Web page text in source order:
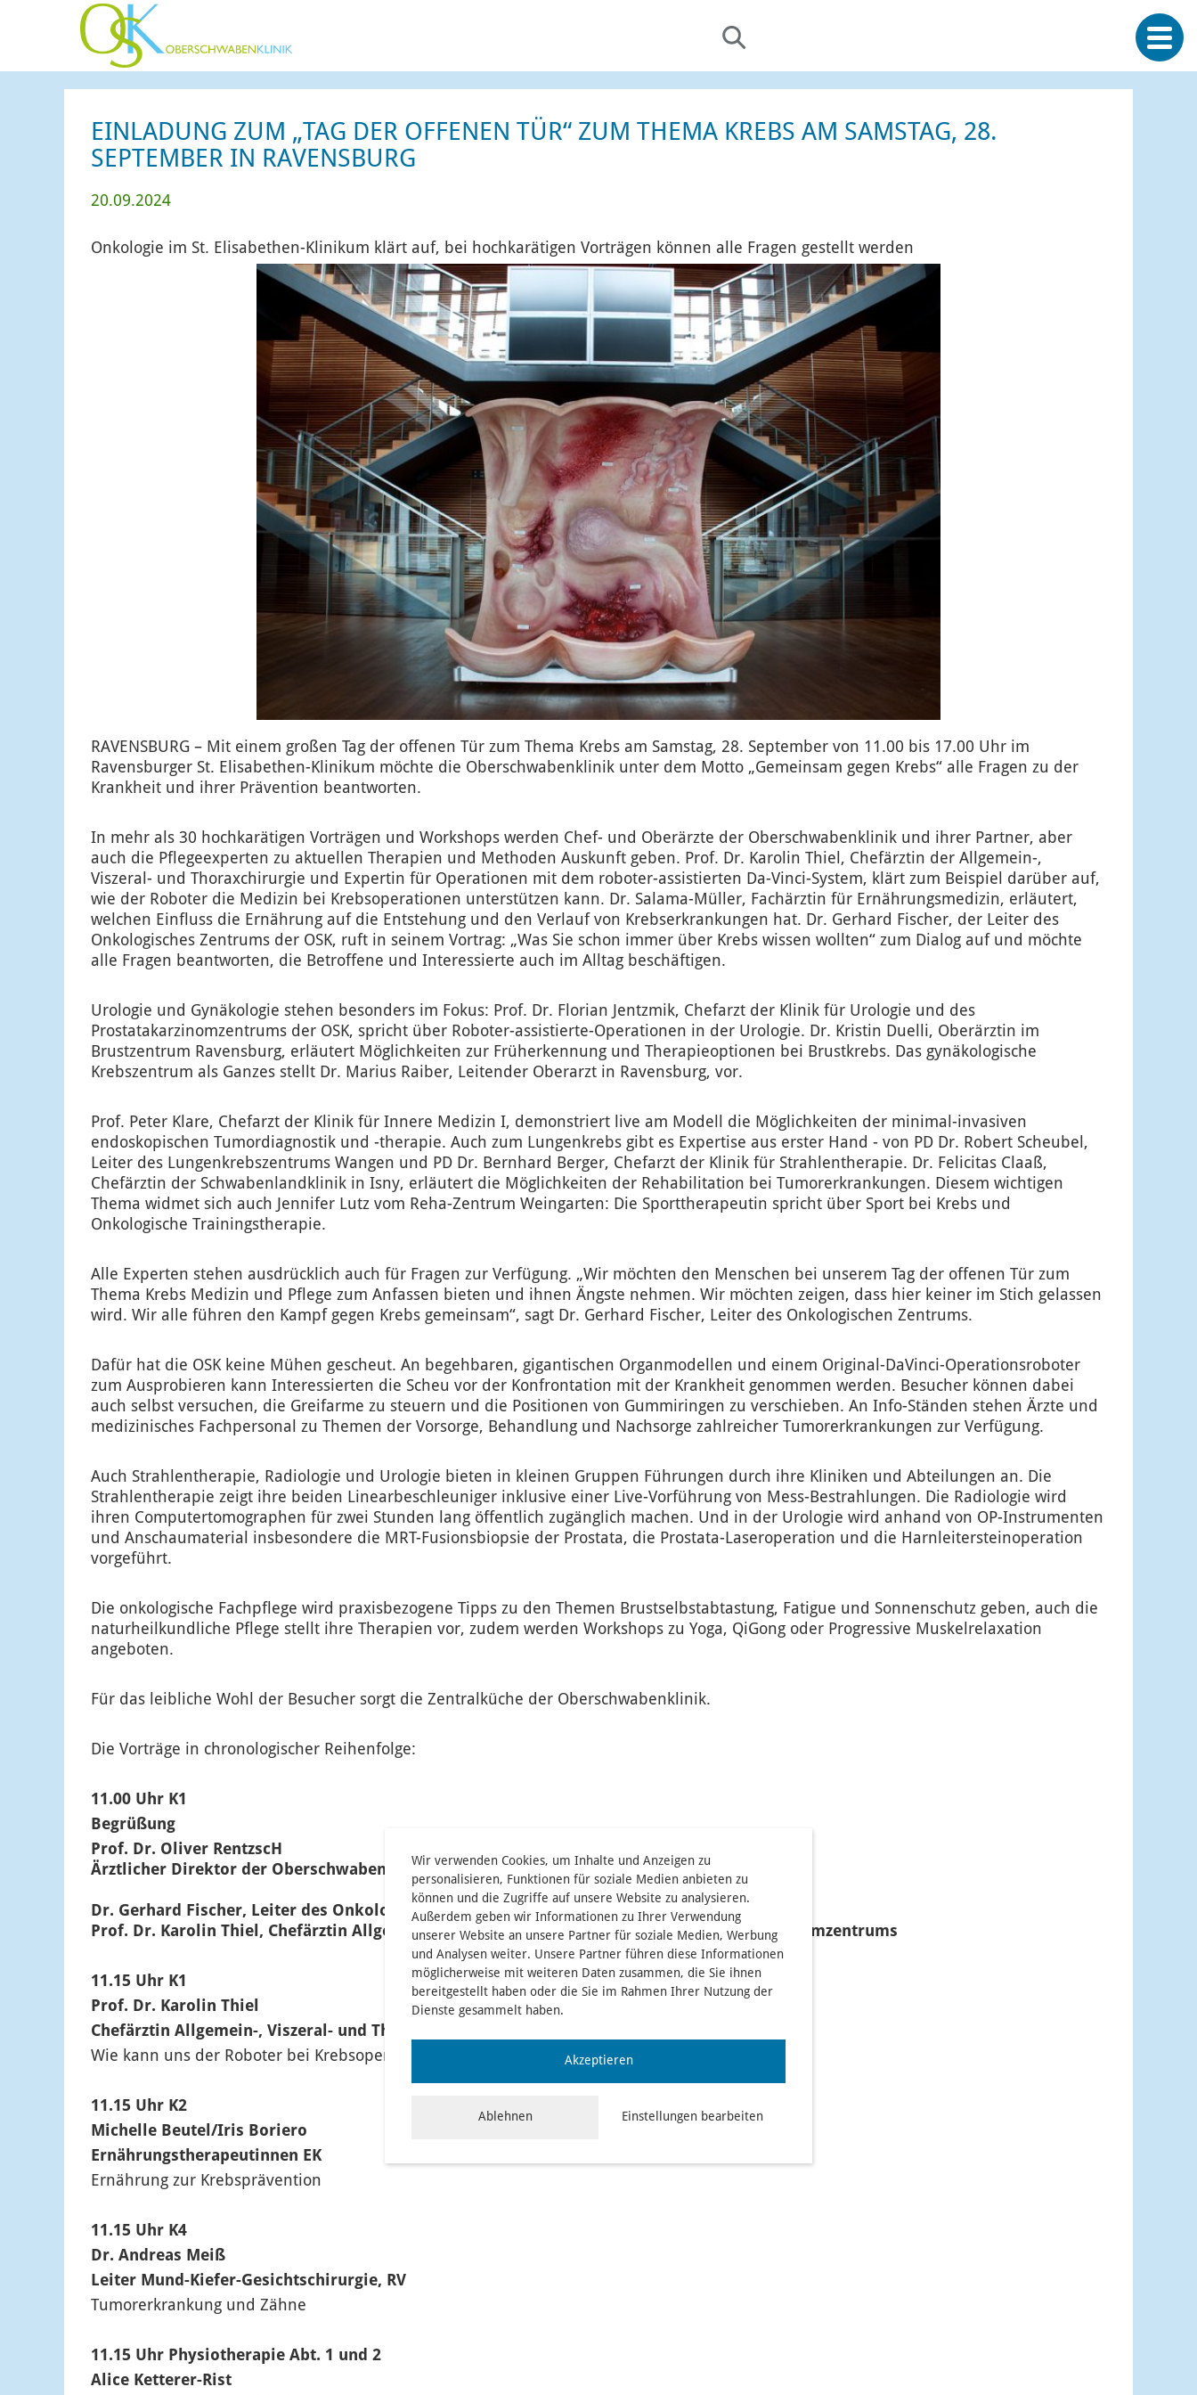
EINLADUNG ZUM „TAG DER OFFENEN TÜR“ ZUM THEMA KREBS AM SAMSTAG, 28.
SEPTEMBER IN RAVENSBURG
20.09.2024
Onkologie im St. Elisabethen-Klinikum klärt auf, bei hochkarätigen Vorträgen können alle Fragen gestellt werden
RAVENSBURG – Mit einem großen Tag der offenen Tür zum Thema Krebs am Samstag, 28. September von 11.00 bis 17.00 Uhr im
Ravensburger St. Elisabethen-Klinikum möchte die Oberschwabenklinik unter dem Motto „Gemeinsam gegen Krebs“ alle Fragen zu der
Krankheit und ihrer Prävention beantworten.
In mehr als 30 hochkarätigen Vorträgen und Workshops werden Chef- und Oberärzte der Oberschwabenklinik und ihrer Partner, aber
auch die Pflegeexperten zu aktuellen Therapien und Methoden Auskunft geben. Prof. Dr. Karolin Thiel, Chefärztin der Allgemein-,
Viszeral- und Thoraxchirurgie und Expertin für Operationen mit dem roboter-assistierten Da-Vinci-System, klärt zum Beispiel darüber auf,
wie der Roboter die Medizin bei Krebsoperationen unterstützen kann. Dr. Salama-Müller, Fachärztin für Ernährungsmedizin, erläutert,
welchen Einfluss die Ernährung auf die Entstehung und den Verlauf von Krebserkrankungen hat. Dr. Gerhard Fischer, der Leiter des
Onkologisches Zentrums der OSK, ruft in seinem Vortrag: „Was Sie schon immer über Krebs wissen wollten“ zum Dialog auf und möchte
alle Fragen beantworten, die Betroffene und Interessierte auch im Alltag beschäftigen.
Urologie und Gynäkologie stehen besonders im Fokus: Prof. Dr. Florian Jentzmik, Chefarzt der Klinik für Urologie und des
Prostatakarzinomzentrums der OSK, spricht über Roboter-assistierte-Operationen in der Urologie. Dr. Kristin Duelli, Oberärztin im
Brustzentrum Ravensburg, erläutert Möglichkeiten zur Früherkennung und Therapieoptionen bei Brustkrebs. Das gynäkologische
Krebszentrum als Ganzes stellt Dr. Marius Raiber, Leitender Oberarzt in Ravensburg, vor.
Prof. Peter Klare, Chefarzt der Klinik für Innere Medizin I, demonstriert live am Modell die Möglichkeiten der minimal-invasiven
endoskopischen Tumordiagnostik und -therapie. Auch zum Lungenkrebs gibt es Expertise aus erster Hand - von PD Dr. Robert Scheubel,
Leiter des Lungenkrebszentrums Wangen und PD Dr. Bernhard Berger, Chefarzt der Klinik für Strahlentherapie. Dr. Felicitas Claaß,
Chefärztin der Schwabenlandklinik in Isny, erläutert die Möglichkeiten der Rehabilitation bei Tumorerkrankungen. Diesem wichtigen
Thema widmet sich auch Jennifer Lutz vom Reha-Zentrum Weingarten: Die Sporttherapeutin spricht über Sport bei Krebs und
Onkologische Trainingstherapie.
Alle Experten stehen ausdrücklich auch für Fragen zur Verfügung. „Wir möchten den Menschen bei unserem Tag der offenen Tür zum
Thema Krebs Medizin und Pflege zum Anfassen bieten und ihnen Ängste nehmen. Wir möchten zeigen, dass hier keiner im Stich gelassen
wird. Wir alle führen den Kampf gegen Krebs gemeinsam“, sagt Dr. Gerhard Fischer, Leiter des Onkologischen Zentrums.
Dafür hat die OSK keine Mühen gescheut. An begehbaren, gigantischen Organmodellen und einem Original-DaVinci-Operationsroboter
zum Ausprobieren kann Interessierten die Scheu vor der Konfrontation mit der Krankheit genommen werden. Besucher können dabei
auch selbst versuchen, die Greifarme zu steuern und die Positionen von Gummiringen zu verschieben. An Info-Ständen stehen Ärzte und
medizinisches Fachpersonal zu Themen der Vorsorge, Behandlung und Nachsorge zahlreicher Tumorerkrankungen zur Verfügung.
Auch Strahlentherapie, Radiologie und Urologie bieten in kleinen Gruppen Führungen durch ihre Kliniken und Abteilungen an. Die
Strahlentherapie zeigt ihre beiden Linearbeschleuniger inklusive einer Live-Vorführung von Mess-Bestrahlungen. Die Radiologie wird
ihren Computertomographen für zwei Stunden lang öffentlich zugänglich machen. Und in der Urologie wird anhand von OP-Instrumenten
und Anschaumaterial insbesondere die MRT-Fusionsbiopsie der Prostata, die Prostata-Laseroperation und die Harnleitersteinoperation
vorgeführt.
Die onkologische Fachpflege wird praxisbezogene Tipps zu den Themen Brustselbstabtastung, Fatigue und Sonnenschutz geben, auch die
naturheilkundliche Pflege stellt ihre Therapien vor, zudem werden Workshops zu Yoga, QiGong oder Progressive Muskelrelaxation
angeboten.
Für das leibliche Wohl der Besucher sorgt die Zentralküche der Oberschwabenklinik.
Die Vorträge in chronologischer Reihenfolge:
11.00 Uhr K1
Begrüßung
Prof. Dr. Oliver RentzscH
Ärztlicher Direktor der Oberschwabenklinik
Dr. Gerhard Fischer, Leiter des Onkologischen Zentrums
Prof. Dr. Karolin Thiel, Chefärztin Allgemein-, Viszeral- und Thorax-chirurgie, Leiterin des Darmzentrums
11.15 Uhr K1
Prof. Dr. Karolin Thiel
Chefärztin Allgemein-, Viszeral- und Thorax-chirurgie, Leiterin des Darmzentrums
Wie kann uns der Roboter bei Krebsoperationen unterstützen?
11.15 Uhr K2
Michelle Beutel/Iris Boriero
Ernährungstherapeutinnen EK
Ernährung zur Krebsprävention
11.15 Uhr K4
Dr. Andreas Meiß
Leiter Mund-Kiefer-Gesichtschirurgie, RV
Tumorerkrankung und Zähne
11.15 Uhr Physiotherapie Abt. 1 und 2
Alice Ketterer-Rist
Wir verwenden Cookies, um Inhalte und Anzeigen zu
personalisieren, Funktionen für soziale Medien anbieten zu
können und die Zugriffe auf unsere Website zu analysieren.
Außerdem geben wir Informationen zu Ihrer Verwendung
unserer Website an unsere Partner für soziale Medien, Werbung
und Analysen weiter. Unsere Partner führen diese Informationen
möglicherweise mit weiteren Daten zusammen, die Sie ihnen
bereitgestellt haben oder die Sie im Rahmen Ihrer Nutzung der
Dienste gesammelt haben.
Akzeptieren
Ablehnen Einstellungen bearbeiten